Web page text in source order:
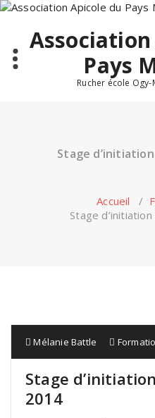
Skip
content
Pays
Rucher école
Stage
Accueil /
Stage
Mélanie Battle
Stage
2014